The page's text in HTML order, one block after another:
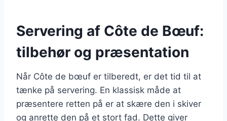
Servering af Côte de Bœuf:
tilbehør og præsentation
Når Côte de bœuf er tilberedt, er det tid til at
tænke på servering. En klassisk måde at
præsentere retten på er at skære den i skiver
og anrette den på et stort fad. Dette giver